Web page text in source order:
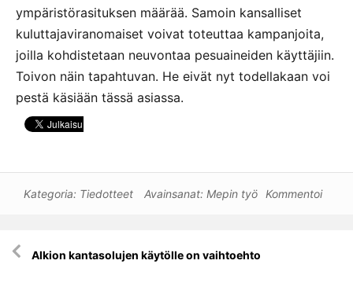
ympäristörasituksen määrää. Samoin kansalliset
kuluttajaviranomaiset voivat toteuttaa kampanjoita,
joilla kohdistetaan neuvontaa pesuaineiden käyttäjiin.
Toivon näin tapahtuvan. He eivät nyt todellakaan voi
pestä käsiään tässä asiassa.
Kategoria: Tiedotteet Avainsanat: Mepin työ Kommentoi
Artikkelien
selausAlkion kantasolujen käytölle on vaihtoehto